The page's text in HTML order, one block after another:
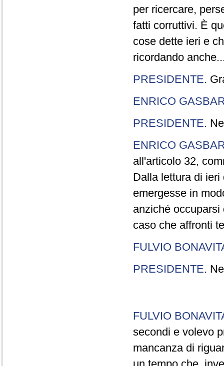
per ricercare,
fatti corruttivi. È
cose dette ieri e
ricordando
PRESIDENTE.
ENRICO
PRESIDENTE.
ENRICO
all'articolo 32,
Dalla lettura di
emergesse in
anziché
caso che affronti
FULVIO
PRESIDENTE.
FULVIO
secondi e volevo
mancanza di